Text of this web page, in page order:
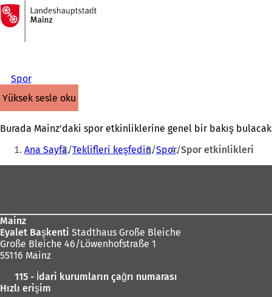
İçeriğe atla
Ana
sayfaya
Spor
yüksek sesle oku
Burada Mainz'daki spor etkinliklerine genel bir bakış
Buradasınız:
Ana Sayfa Teklifleri keşfedin Spor Spor etkinlikleri
Mainz
Eyalet Başkenti Stadthaus Große Bleiche
Große Bleiche 46/Löwenhofstraße 1
55116 Mainz
115 - İdari kurumların çağrı numarası
Hızlı erişim